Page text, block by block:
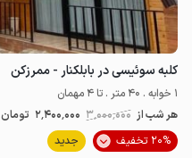
کلبه سوئیسی در بابلکنار - ممرزکن
1 خوابه . 40 متر . تا 4 مهمان
هر شب از 3٬000٬000 2٬400٬000 تومان
20% تخفیف
جدید